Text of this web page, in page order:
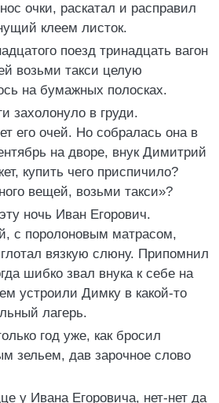
очки, раскатал и расправил
клеем листок.
поезд тринадцать вагон
возьми такси целую
на бумажных полосках.
захолонуло в груди.
его очей. Но собралась она в
на дворе, внук Димитрий
купить чего приспичило?
вещей, возьми такси»?
ночь Иван Егорович.
с поролоновым матрасом,
вязкую слюну. Припомнил
шибко звал внука к себе на
устроили Димку в какой-то
лагерь.
год уже, как бросил
зельем, дав зарочное слово
у Ивана Егоровича, нет-нет да